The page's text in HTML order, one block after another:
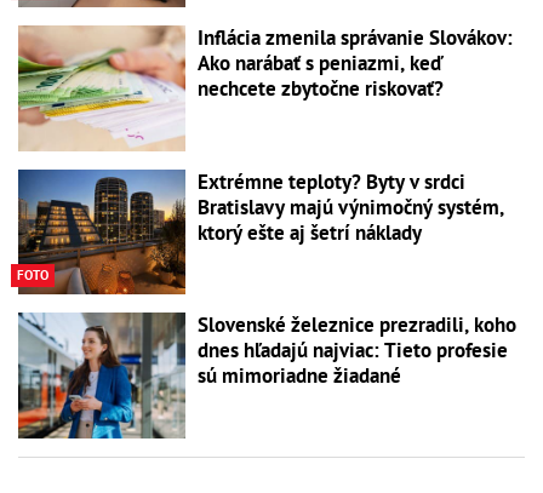
Inflácia zmenila správanie Slovákov:
Ako narábať s peniazmi, keď
nechcete zbytočne riskovať?
FOTO
Extrémne teploty? Byty v srdci
Bratislavy majú výnimočný systém,
ktorý ešte aj šetrí náklady
Slovenské železnice prezradili, koho
dnes hľadajú najviac: Tieto profesie
sú mimoriadne žiadané